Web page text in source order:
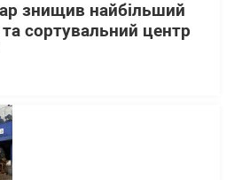
знищив найбільший
сортувальний центр